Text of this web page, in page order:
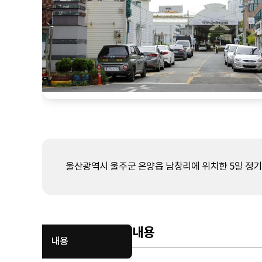
울산광역시 울주군 온양읍 남창리에 위치한 5일 정
내용
내용